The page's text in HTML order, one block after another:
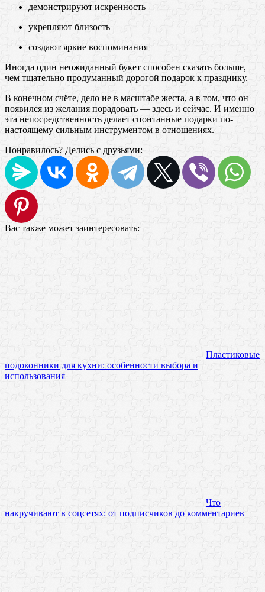
демонстрируют искренность
укрепляют близость
создают яркие воспоминания
Иногда один неожиданный букет способен сказать больше,
чем тщательно продуманный дорогой подарок к празднику.
В конечном счёте, дело не в масштабе жеста, а в том, что он
появился из желания порадовать — здесь и сейчас. И именно
эта непосредственность делает спонтанные подарки по-
настоящему сильным инструментом в отношениях.
Понравилось? Делись с друзьями:
Вас также может заинтересовать:
Пластиковые
подоконники для кухни: особенности выбора и
использования
Что
накручивают в соцсетях: от подписчиков до комментариев